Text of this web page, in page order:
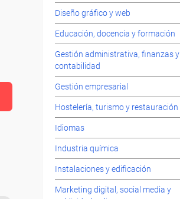
Diseño gráfico y web
Educación, docencia y formación
Gestión administrativa, finanzas y
contabilidad
Gestión empresarial
Hostelería, turismo y restauración
Idiomas
Industria química
Instalaciones y edificación
Marketing digital, social media y